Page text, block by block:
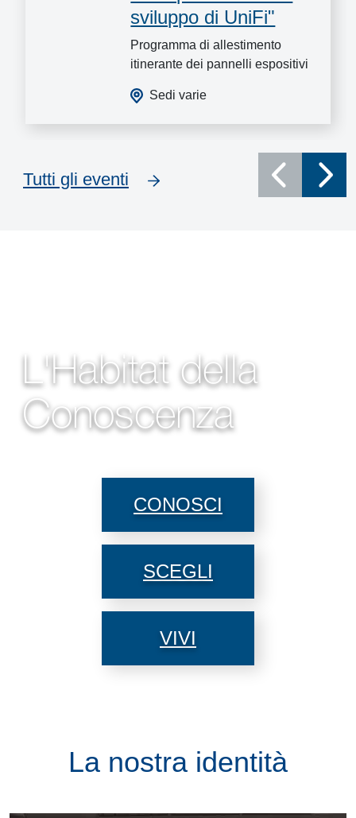
sviluppo di UniFi"
Programma di allestimento
itinerante dei pannelli espositivi
Sedi varie
Tutti gli eventi
L'Habitat della
Conoscenza
CONOSCI
SCEGLI
VIVI
La nostra identità